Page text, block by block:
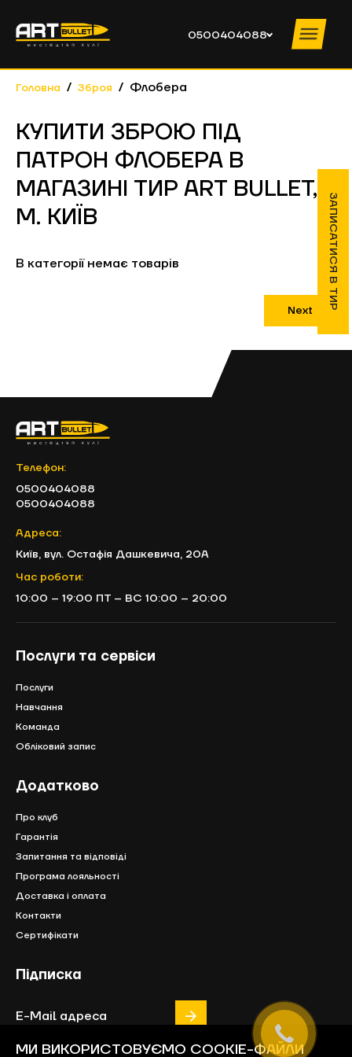
0500404088
ПОСЛУГИ ТИРУ
ІНСТРУКТОРИ
ПРО КЛУБ
НОВИНИ
КОНТАКТИ
Головна Зброя Флобера
КУПИТИ ЗБРОЮ ПІД
ПАТРОН ФЛОБЕРА В
МАГАЗИНІ ТИР ART BULLET,
М. КИЇВ
В категорії немає товарів
Next
Телефон:
0500404088
0500404088
Адреса:
Київ, вул. Остафія Дашкевича, 20А
Час роботи:
10:00 – 19:00 ПТ – ВС 10:00 – 20:00
Послуги та сервіси
Послуги
Навчання
Команда
Обліковий запис
Додатково
Про клуб
Гарантія
Запитання та відповіді
Програма лояльності
Доставка і оплата
Контакти
Сертифікати
Підписка
МИ ВИКОРИСТОВУЄМО COOKIE-ФАЙЛИ
ЗАПИСАТИСЯ В ТИР
19:00. Ваш запис вважається дійсним, тільки